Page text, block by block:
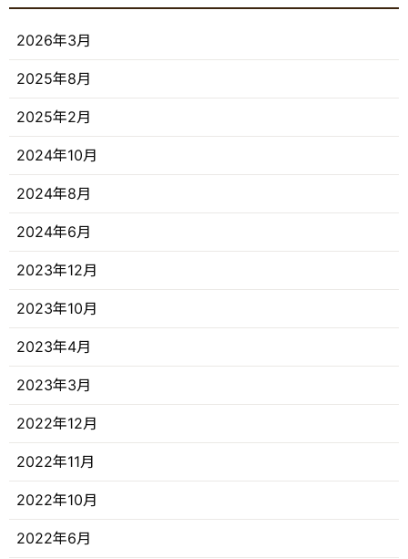
2026年3月
2025年8月
2025年2月
2024年10月
2024年8月
2024年6月
2023年12月
2023年10月
2023年4月
2023年3月
2022年12月
2022年11月
2022年10月
2022年6月